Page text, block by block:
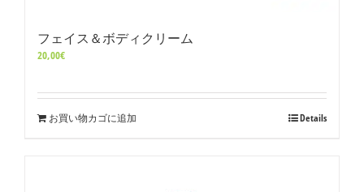
フェイス＆ボディクリーム
20,00€
お買い物カゴに追加 Details